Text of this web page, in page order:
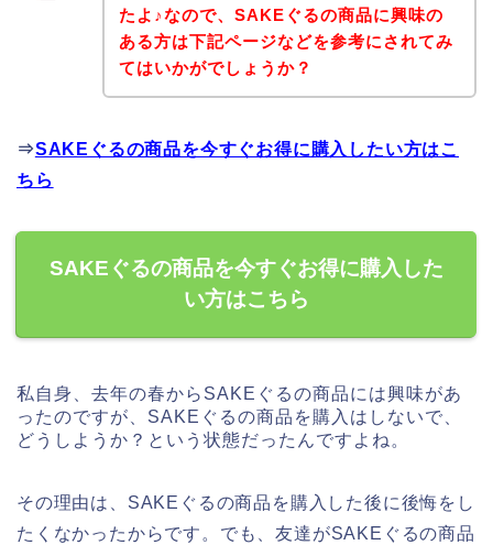
たよ♪なので、SAKEぐるの商品に興味の
ある方は下記ページなどを参考にされてみ
てはいかがでしょうか？
⇒SAKEぐるの商品を今すぐお得に購入したい方はこ
ちら
SAKEぐるの商品を今すぐお得に購入した
い方はこちら
私自身、去年の春からSAKEぐるの商品には興味があ
ったのですが、SAKEぐるの商品を購入はしないで、
どうしようか？という状態だったんですよね。
その理由は、SAKEぐるの商品を購入した後に後悔をし
たくなかったからです。でも、友達がSAKEぐるの商品